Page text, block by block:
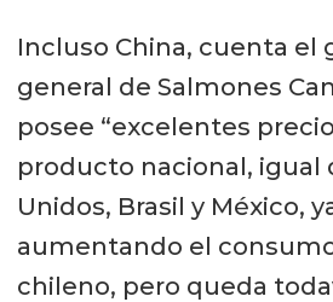
Incluso China, cuenta el
general de Salmones
posee “excelentes
producto nacional, igual
Unidos, Brasil y México,
aumentando el
chileno, pero queda